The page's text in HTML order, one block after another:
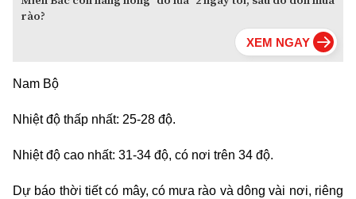
rào?
Nam Bộ
Nhiệt độ thấp nhất: 25-28 độ.
Nhiệt độ cao nhất: 31-34 độ, có nơi trên 34 độ.
Dự báo thời tiết có mây, có mưa rào và dông vài nơi, riêng